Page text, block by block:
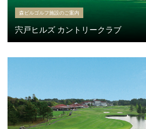
森ビルゴルフ施設のご案内
宍戸ヒルズ カントリークラブ